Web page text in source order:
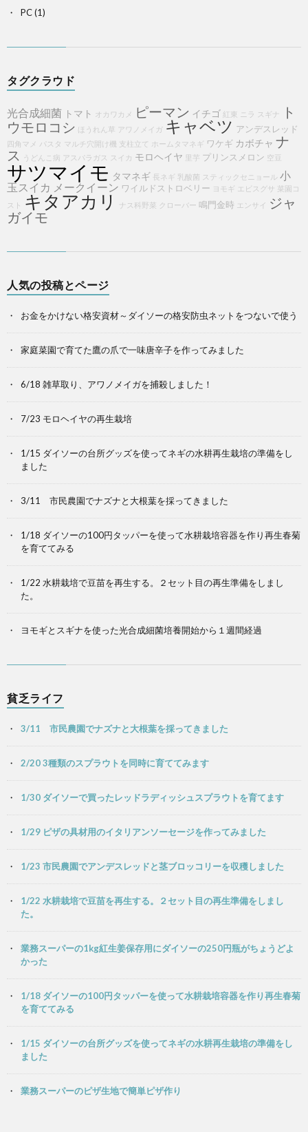
PC(1)
タグクラウド
光合成細菌 トマト オカワカメ ピーマン イチゴ 紅東 ニラ スギナ
ト
ウモロコシ ほうれん草 アワノメイガ キャベツ アンデスレッド
四角マメ パスタ マルチ穴開け機 支柱立て ホームタマネギ ワケギ カボチャ ナ
ス
うどんこ病 アスパラガス スイカ モロヘイヤ 里芋 プリンスメロン 空豆
サツマイモ タマネギ 長ネギ 乳酸菌 スティックセニョール 小
玉スイカ メークイーン ワイルドストロベリー ヨモギ エビスグサ
菜園コ
スト
キタアカリ ナス科野菜 クローバー 鳴門金時 エンサイ ジャ
ガイモ
人気の投稿とページ
お金をかけない格安資材～ダイソーの格安防虫ネットをつないで使う
家庭菜園で育てた鷹の爪で一味唐辛子を作ってみました
6/18 雑草取り、アワノメイガを捕殺しました！
7/23 モロヘイヤの再生栽培
1/15 ダイソーの台所グッズを使ってネギの水耕再生栽培の準備をし
ました
3/11 市民農園でナズナと大根葉を採ってきました
1/18 ダイソーの100円タッパーを使って水耕栽培容器を作り再生春菊
を育ててみる
1/22 水耕栽培で豆苗を再生する。２セット目の再生準備をしまし
た。
ヨモギとスギナを使った光合成細菌培養開始から１週間経過
貧乏ライフ
3/11 市民農園でナズナと大根葉を採ってきました
2/20 3種類のスプラウトを同時に育ててみます
1/30 ダイソーで買ったレッドラディッシュスプラウトを育てます
1/29 ピザの具材用のイタリアンソーセージを作ってみました
1/23 市民農園でアンデスレッドと茎ブロッコリーを収穫しました
1/22 水耕栽培で豆苗を再生する。２セット目の再生準備をしまし
た。
業務スーパーの1kg紅生姜保存用にダイソーの250円瓶がちょうどよ
かった
1/18 ダイソーの100円タッパーを使って水耕栽培容器を作り再生春菊
を育ててみる
1/15 ダイソーの台所グッズを使ってネギの水耕再生栽培の準備をし
ました
業務スーパーのピザ生地で簡単ピザ作り